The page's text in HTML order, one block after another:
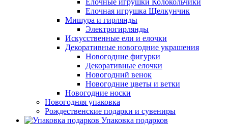
Елочные игрушки Колокольчики
Елочная игрушка Щелкунчик
Мишура и гирлянды
Электрогирлянды
Искусственные ели и елочки
Декоративные новогодние украшения
Новогодние фигурки
Декоративные елочки
Новогодний венок
Новогодние цветы и ветки
Новогодние носки
Новогодняя упаковка
Рождественские подарки и сувениры
Упаковка подарков